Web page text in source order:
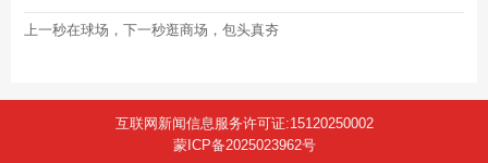
上一秒在球场，下一秒逛商场，包头真夯
互联网新闻信息服务许可证:15120250002
蒙ICP备2025023962号